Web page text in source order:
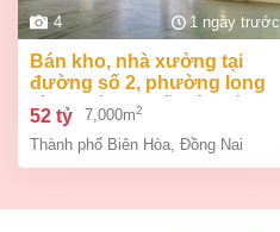
4 1 ngày trước
bán kho, nhà xưởng tại
đường số 2, phường long
bình, thành phố biên hòa,
đồng nai giá 52 tỷ
52 tỷ 7,000m2
Thành phố Biên Hòa Đồng Nai